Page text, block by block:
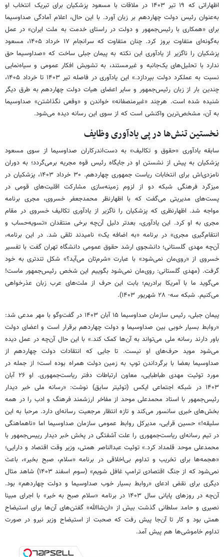
اظهاراتی که ۱۹ تیر ۱۴۰۳ در ملاقات با مسعود پزشکیان برای تبریک انتخاب او
به‌عنوان رئیس دولت چهاردهم بر زبان آورد. با این حال، اعلام آمادگی صداوسیما
برای «همکاری با رئیس‌جمهور و دولت در راستای خدمت به ملت ایران» در عمل
به‌گونه‌ای متفاوت بروز کرد. چنان متفاوت که سرانجام ۱۷ خرداد ۱۴۰۵، مسعود
پزشکیان را ناگزیر از یادآوری این نکته به پیمان جبلی ساخت که «صداوسیما حق
ندارد با تحلیل‌های یک‌جانبه و غیرمستند، به تشویش افکار عمومی و سیاه‌نمایی
نسبت به عملکرد دولت بپردازد.» این یادآوری در فاصله تیر ۱۴۰۳ تا خرداد ۱۴۰۵،
چندین بار از زبان رئیس‌جمهور و سایر اعضای هیات دولت چهاردهم به طرق دیگر
شنیده شده است. هرچند «غیرمنصفانه» خواندن و «وقعی نگذاشتن» صداوسیما
به آن، مشخص‌ترین واکنشی است که از سوی این رسانه دیده می‌شود.
نخستین تنش‌ها در پی یادآوری وظایف
سابقه یادآوری «حقوق و تکالیف» به دست‌اندرکاران صداوسیما از سوی مسعود
پزشکیان به پیش از نشستن او در جایگاه رئیس قوه مجریه برمی‌گردد؛ به دوران
نامزدی‌اش برای انتخابات ریاست جمهوری چهاردهم. ۳۰ خرداد ۱۴۰۳، پزشکیان در
میزگرد فرهنگی شبکه دو از لزوم زمینه‌سازی مشارکت اقلیت‌های قومی در
پست‌های مدیریتی می‌گفت که با اظهارنظر محمدجعفر خسروی، مجری برنامه
مواجه شد. اظهارنظری که پزشکیان را ناگزیر از یادآوری تکالیف خسروی در مقام
مجری به او کرد. این یادآوری، بعدتر دلیل آن‌چه برخی منتقدان «تسویه‌حساب و
انتقام‌گیری مجری» در برنامه «به اضافه یک» نامیدند تلقی شد. در این برنامه،
آن‌چه مهدی گلستانی‌؛ دانشجوی ارشد حقوق عمومی دانشگاه تهران گفت با تفسیر
خسروی از «روی‌مان نمی‌شود» با عبارت «شرم‌تان می‌آید؟» شکل تندتری به خود
گرفت. (مهدی گلستانی: روی‌مان نمی‌شود بگوییم این شخص رئیس‌جمهور ماست‌!
می‌گوید ما با آمریکا برادریم؛ بابت این حرف از ملت‌های عرب زبان عذرخواهی
می‌کنیم. شبکه سه- ۲۸ شهریور ۱۴۰۳).
پیمان جبلی، رئیس سازمان صداوسیما ۱۵ آبان ۱۴۰۳ در گفت‌وگو با مهر مدعی شد:
«روابط بسیار خوبی بین صداوسیما و دولت چهاردهم برقرار است و اعضای دولت
باور دارند رسانه ملی می‌تواند به آن‌ها کمک کند.» با این حال آن‌چه در عمل دیده
می‌شود موید حرف‌های او نیست. تا جایی که انتقادات دولت چهاردهم از
صداوسیما بعضا با برگرداندن توپ به زمین دولت همراه بوده است؛ از جمله در
مورد توئیت مهدی طباطبایی، معاون ارتباطات دفتر ریاست‌جمهوری. او ۲۶ آبان
۱۴۰۳ در شبکه اجتماعی ایکس (توئیتر سابق) نوشت: «رسانه ملی خبر دیدار
رئیس‌جمهور با استاد محمدعلی موحد از مفاخر ارزشمند فرهنگ و ادب را در همه
بخش‌های خبری سانسور می‌کند و تازه انتظار مرجعیت رسانه‌ای دارد. مرحبا به این
سلیقه!» حسین قرایی، مدیرکل روابط عمومی سازمان صداوسیما اما «ناهماهنگی
در تیم رسانه‌ای ریاست‌جمهوری را علت آشفتگی در پخش خبر دیدار رییس‌جمهور با
محمدعلی موحد قلمداد کرد.» توئیت عبدالناصر همتی، وزیر وقت اقتصاد و دارایی؛
«هجمه‌ها برای تخریب و تداوم بی‌اخلاقی در برنامه «سلام، صبح بخیر»، باعث
نمی‌شود که از جنگ اقتصادی ترامپ غافل شویم» (سوم اسفند ۱۴۰۳) شاهد مثال
دیگری برای نقض ادعای «روابط بسیار خوب صداوسیما و دولت چهاردهم» بود.
آن‌چه در روزهای پایانی سال ۱۴۰۳ در برنامه «سلام صبح به خیر» با اجرای مبینا
نصیری و حامد سلطانی گذشت بیش از «ان‌شاالله» گفتن‌های آن‌ها برای استیضاح
همتی بود و کار تا آن‌جا پیش رفت که صحبت از استیضاح وزیر نیرو در صورت
تداوم خاموشی‌ها هم پیش آمد.